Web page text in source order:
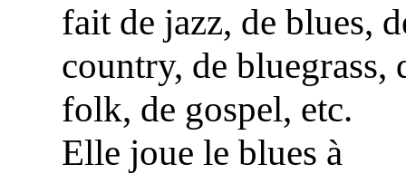
fait de jazz, de blues,
country, de bluegrass,
folk, de gospel, etc.
Elle joue le blues à